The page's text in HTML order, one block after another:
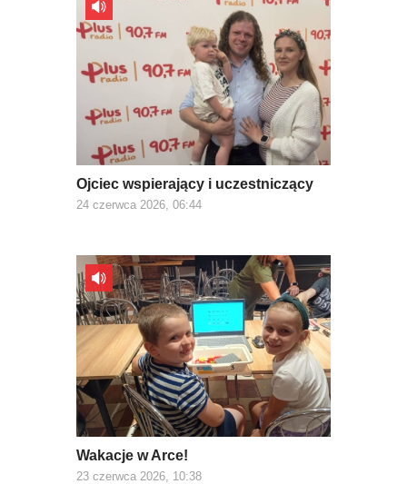
Ojciec wspierający i uczestniczący
24 czerwca 2026, 06:44
Wakacje w Arce!
23 czerwca 2026, 10:38